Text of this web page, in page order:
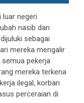
luar negeri
nasib dan
sebagai
mereka mengalir
pekerja
mereka terkena
ilegal, korban
perceraian di